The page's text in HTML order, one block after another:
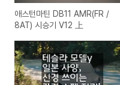
애스턴마틴 DB11 AMR(FR /
8AT) 시승기 V12 上